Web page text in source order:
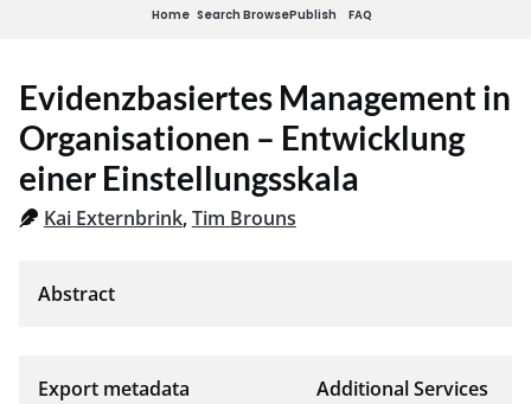
Home Search BrowsePublish FAQ
Evidenzbasiertes Management in
Organisationen – Entwicklung
einer Einstellungsskala
Kai Externbrink,Tim Brouns
Export metadata Additional Services